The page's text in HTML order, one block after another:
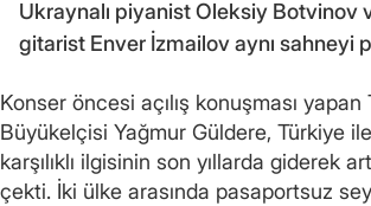
Ukraynalı piyanist Oleksiy Botvinov
gitarist Enver İzmailov aynı sahneyi
Konser öncesi açılış konuşması
Büyükelçisi Yağmur Güldere, Türkiye
karşılıklı ilgisinin son yıllarda giderek
çekti. İki ülke arasında pasaportsuz